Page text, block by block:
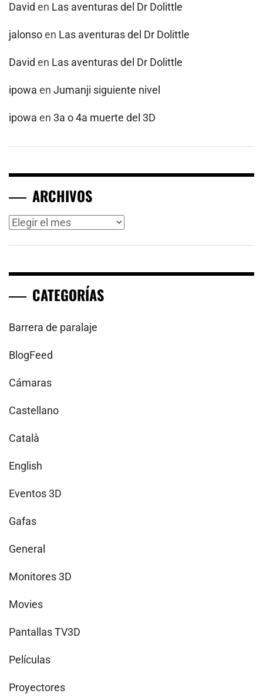
David en Las aventuras del Dr Dolittle
jalonsoen Las aventuras del Dr Dolittle
David en Las aventuras del Dr Dolittle
ipowa en Jumanji siguiente nivel
ipowa en 3a o 4a muerte del 3D
ARCHIVOS
Archivos
CATEGORÍAS
Barrera de paralaje
BlogFeed
Cámaras
Castellano
Català
English
Eventos 3D
Gafas
General
Monitores 3D
Movies
Pantallas TV3D
Películas
Proyectores